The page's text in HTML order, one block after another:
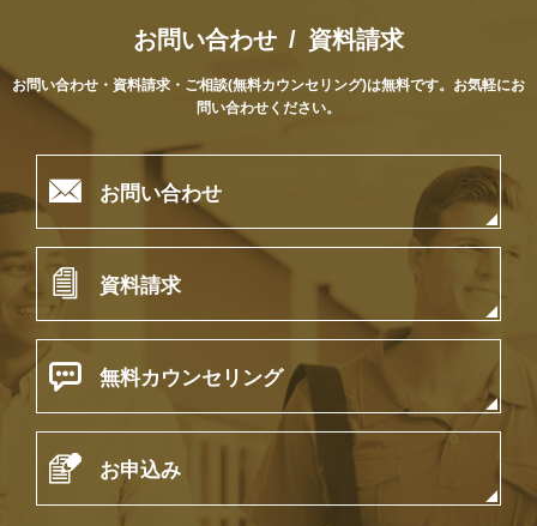
お問い合わせ / 資料請求
お問い合わせ・資料請求・ご相談(無料カウンセリング)は無料です。 お気軽にお
問い合わせください。
 お問い合わせ
 資料請求
 無料カウンセリング
 お申込み